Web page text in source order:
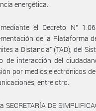
energética.
el Decreto N°
de la Plataforma
a Distancia” (TAD), del
de interacción del
por medios electrónicos
entre otro.
SECRETARÍA DE